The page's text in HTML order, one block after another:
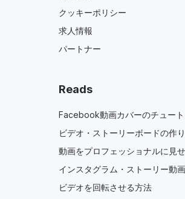
クッキーポリシー
求人情報
パートナー
Reads
Facebook動画カバーのチュー
ビデオ・ストーリーボードの作
動画をプロフェッショナルに見
インスタグラム・ストーリー動
ビデオを回転させる方法